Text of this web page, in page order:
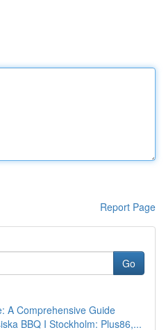
Report Page
Go
A Comprehensive Guide
BBQ I Stockholm: Plus86,...